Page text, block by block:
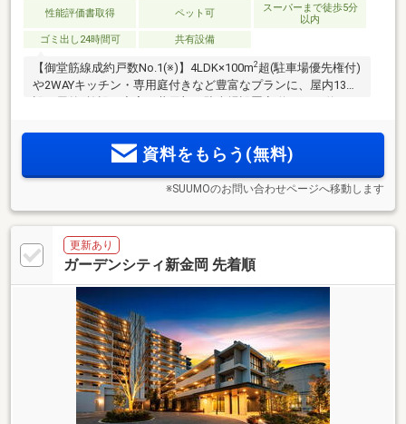
性能評価書取得 ペット可
スーパーまで徒歩5分
以内
ゴミ出し24時間可
共有設備
【御堂筋線成約戸数No.1(※)】4LDK×100m2 超(駐車場優先権付)
や2WAYキッチン・専用庭付きなど豊富なプランに、屋内13施
Osaka Metro御堂筋線直通で、天王寺15分、なんば23分、梅田
33分と快適なアクセス環境！資料をもらう(無料)
※SUUMOのお問い合わせページへ移動します
更新あり
ガーデンシティ新金岡 先着順